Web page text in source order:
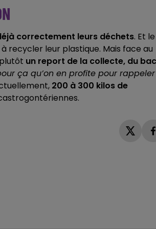
correctement leurs déchets. Et le
recycler leur plastique. Mais face au
un report de la collecte, du bac
ça qu’on en profite pour rappeler
200 à 300 kilos de